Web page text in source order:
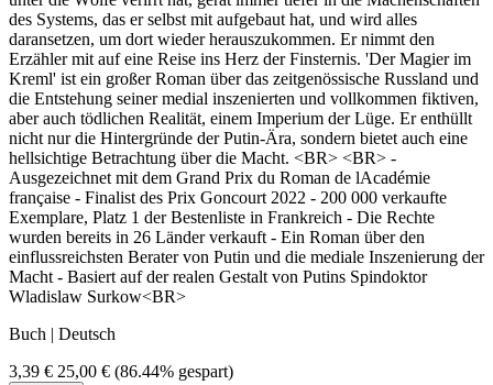
des Systems, das er selbst mit aufgebaut hat, und wird alles
daransetzen, um dort wieder herauszukommen. Er nimmt den
Erzähler mit auf eine Reise ins Herz der Finsternis. 'Der Magier im
Kreml' ist ein großer Roman über das zeitgenössische Russland und
die Entstehung seiner medial inszenierten und vollkommen fiktiven,
aber auch tödlichen Realität, einem Imperium der Lüge. Er enthüllt
nicht nur die Hintergründe der Putin-Ära, sondern bietet auch eine
hellsichtige Betrachtung über die Macht. <BR> <BR> -
Ausgezeichnet mit dem Grand Prix du Roman de lAcadémie
française - Finalist des Prix Goncourt 2022 - 200 000 verkaufte
Exemplare, Platz 1 der Bestenliste in Frankreich - Die Rechte
wurden bereits in 26 Länder verkauft - Ein Roman über den
einflussreichsten Berater von Putin und die mediale Inszenierung der
Macht - Basiert auf der realen Gestalt von Putins Spindoktor
Wladislaw Surkow<BR>
Buch | Deutsch
3,39 € 25,00 € (86.44% gespart)